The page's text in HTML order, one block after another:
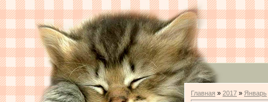
Главная » 2017 » Январь